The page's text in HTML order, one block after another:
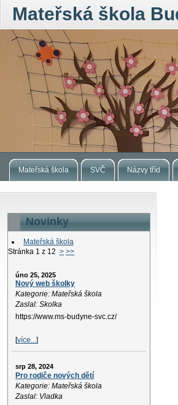
Mateřská škola
Mateřská škola SVČ Názvy tříd
Novinky
Mateřská škola
Stránka 1 z 12 > >>
úno 25, 2025
Nový web školky
Kategorie: Mateřská škola
Zaslal: Skolka
https://www.ms-budyne-svc.cz/
[více...]
srp 28, 2024
Pro rodiče nových dětí
Kategorie: Mateřská škola
Zaslal: Vladka